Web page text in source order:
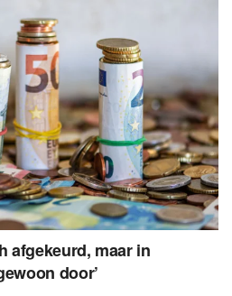
afgekeurd, maar in
door’